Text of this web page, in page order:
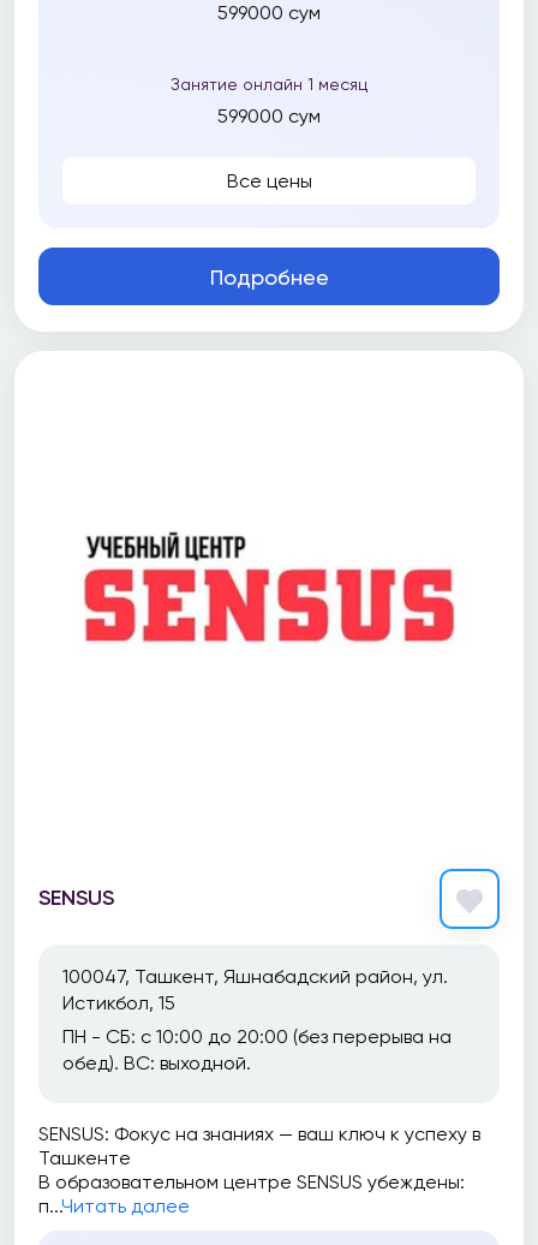
599000 сум
Занятие онлайн 1 месяц
599000 сум
Все цены
Подробнее
SENSUS
100047, Ташкент, Яшнабадский район, ул.
Истикбол, 15
ПН - СБ: с 10:00 до 20:00 (без перерыва на
обед). ВС: выходной.
SENSUS: Фокус на знаниях — ваш ключ к успеху в
Ташкенте
В образовательном центре SENSUS убеждены:
п...Читать далее